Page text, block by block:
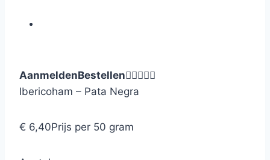
AanmeldenBestellen
Ibericoham – Pata Negra
€ 6,40Prijs per 50 gram